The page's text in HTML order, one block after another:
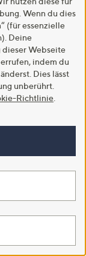
Wenn du dies
(für essenzielle
Deine
Webseite
indem du
Dies lässt
unberührt.
Richtlinie